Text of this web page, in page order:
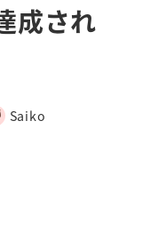
成され
Saiko